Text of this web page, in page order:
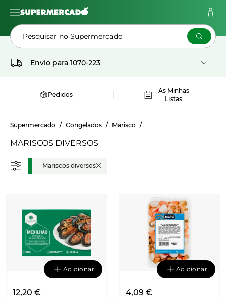
Pesquisar no Supermercado
Envio para 1070-223
Pedidos
As Minhas
Listas
Supermercado Congelados Marisco
MARISCOS DIVERSOS
Mariscos diversos
Adicionar
12,20 €
Adicionar
4,09 €